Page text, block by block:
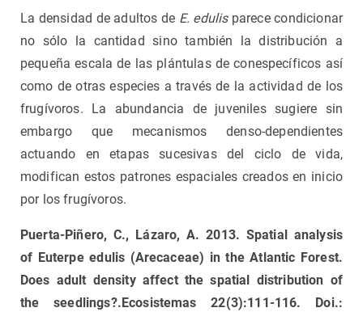
La densidad de adultos de E. edulisparece condicionar
no sólo la cantidad sino también la distribución a
pequeña escala de las plántulas de conespecíficos así
como de otras especies a través de la actividad de los
frugívoros. La abundancia de juveniles sugiere sin
embargo que mecanismos denso-dependientes
actuando en etapas sucesivas del ciclo de vida,
modifican estos patrones espaciales creados en inicio
por los frugívoros.
Puerta-Piñero, C., Lázaro, A. 2013. Spatial analysis
of Euterpe edulis (Arecaceae) in the Atlantic Forest.
Does adult density affect the spatial distribution of
the seedlings?.Ecosistemas 22(3):111-116. Doi.: